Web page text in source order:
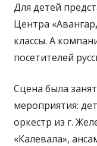
Для детей
Центра
классы. А
посетителей
Сцена была
мероприятия:
оркестр из г.
«Калевала»,